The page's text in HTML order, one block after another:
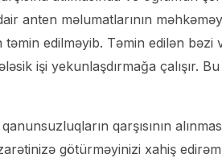
anten məlumatlarının
edilməyib. Təmin edilən bəzi
işi yekunlaşdırmağa çalışır.
qarşısının
götürməyinizi xahiş